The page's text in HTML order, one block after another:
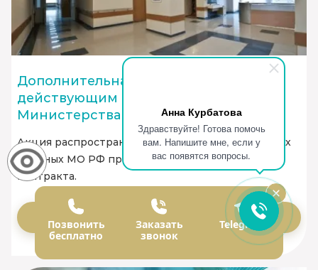
Анна Курбатова
Здравствуйте! Готова помочь
вам. Напишите мне, если у
вас появятся вопросы.
Дополнительная скидка 10%
действующим служащим
Министерства обороны
Акция распространяется только на действующих
военных МО РФ при наличии действующего
контракта.
Заказать
Позвонить
бесплатно
Заказать
звонок
Telegram